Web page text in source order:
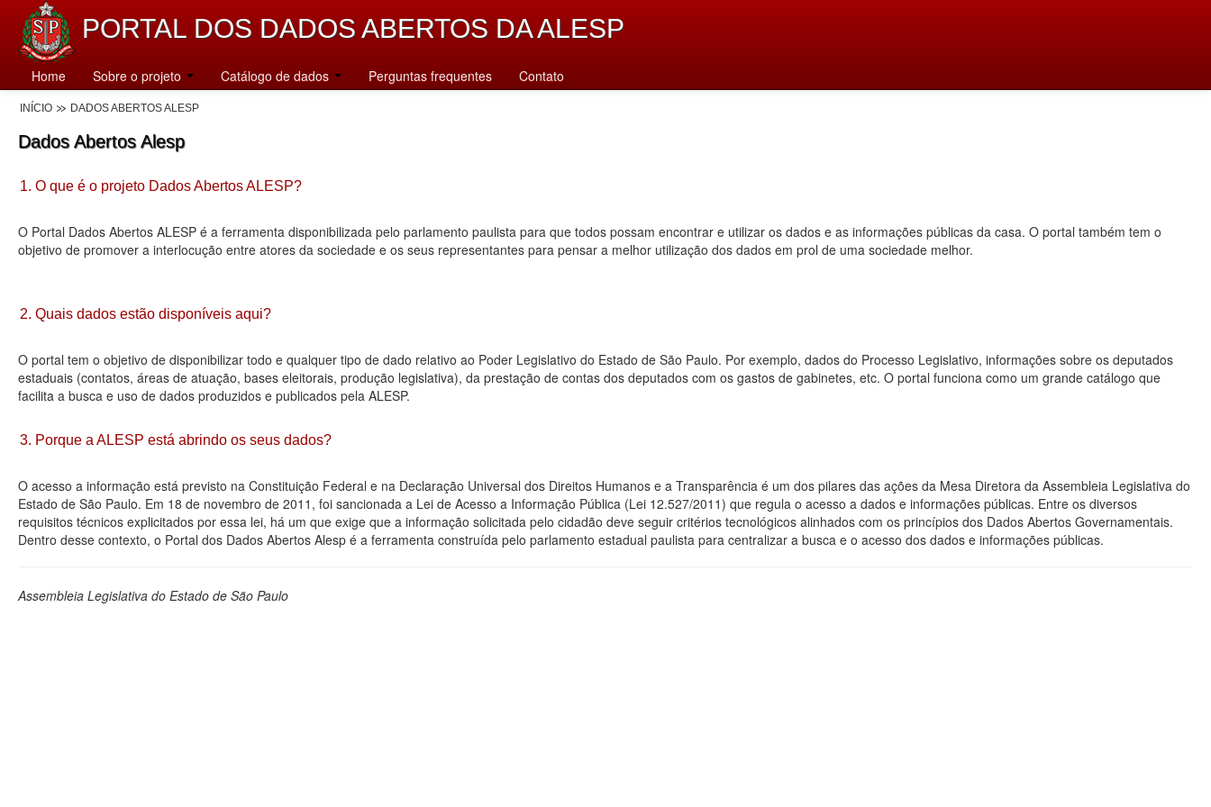
PORTAL DOS DADOS ABERTOS DA ALESP
Home Sobre o projeto Catálogo de dados Perguntas frequentes Contato
INÍCIO DADOS ABERTOS ALESP
Dados Abertos Alesp
1. O que é o projeto Dados Abertos ALESP?
O Portal Dados Abertos ALESP é a ferramenta disponibilizada pelo parlamento paulista para que todos possam encontrar e utilizar os dados e as informações públicas da casa. O portal também tem o
objetivo de promover a interlocução entre atores da sociedade e os seus representantes para pensar a melhor utilização dos dados em prol de uma sociedade melhor.
2. Quais dados estão disponíveis aqui?
O portal tem o objetivo de disponibilizar todo e qualquer tipo de dado relativo ao Poder Legislativo do Estado de São Paulo. Por exemplo, dados do Processo Legislativo, informações sobre os deputados
estaduais (contatos, áreas de atuação, bases eleitorais, produção legislativa), da prestação de contas dos deputados com os gastos de gabinetes, etc. O portal funciona como um grande catálogo que
facilita a busca e uso de dados produzidos e publicados pela ALESP.
3. Porque a ALESP está abrindo os seus dados?
O acesso a informação está previsto na Constituição Federal e na Declaração Universal dos Direitos Humanos e a Transparência é um dos pilares das ações da Mesa Diretora da Assembleia Legislativa do
Estado de São Paulo. Em 18 de novembro de 2011, foi sancionada a Lei de Acesso a Informação Pública (Lei 12.527/2011) que regula o acesso a dados e informações públicas. Entre os diversos
requisitos técnicos explicitados por essa lei, há um que exige que a informação solicitada pelo cidadão deve seguir critérios tecnológicos alinhados com os princípios dos Dados Abertos Governamentais.
Dentro desse contexto, o Portal dos Dados Abertos Alesp é a ferramenta construída pelo parlamento estadual paulista para centralizar a busca e o acesso dos dados e informações públicas.
Assembleia Legislativa do Estado de São Paulo